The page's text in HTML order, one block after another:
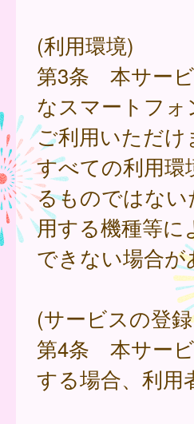
(利用環境)
第3条 本サー
なスマートフ
ご利用いただ
すべての利用環
るものではない
用する機種等に
できない場合が
(サービスの登
第4条 本サー
する場合、利用